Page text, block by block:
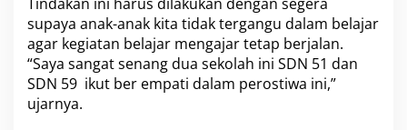
supaya anak-anak kita tidak tergangu dalam belajar
agar kegiatan belajar mengajar tetap berjalan.
“Saya sangat senang dua sekolah ini SDN 51 dan
SDN 59 ikut ber empati dalam perostiwa ini,”
ujarnya.